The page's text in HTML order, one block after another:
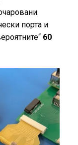
порта и
60